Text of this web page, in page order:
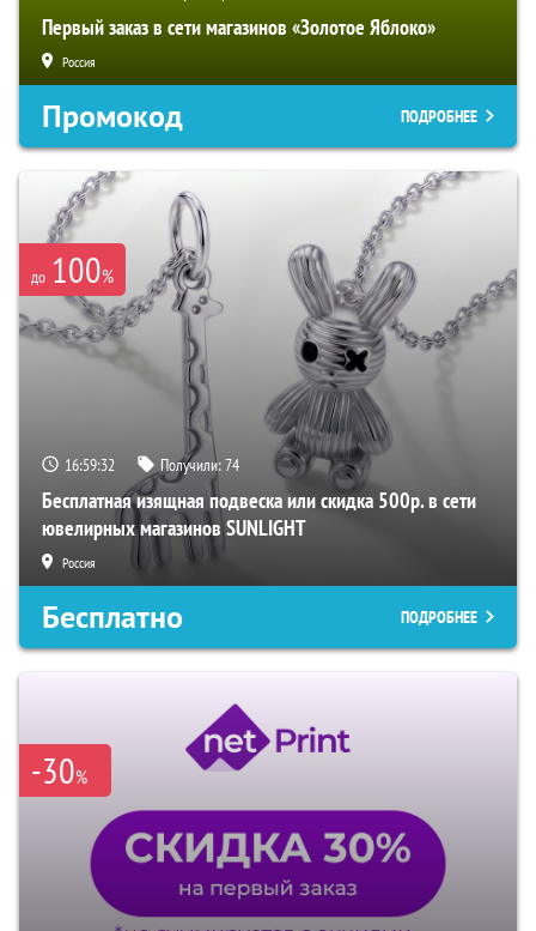
Первый заказ в сети магазинов «Золотое Яблоко»
Россия
Промокод ПОДРОБНЕЕ
до 100%
16:59:32 Получили:74
Бесплатная изящная подвеска или скидка 500р. в сети
ювелирных магазинов SUNLIGHT
Россия
Бесплатно ПОДРОБНЕЕ
-30%